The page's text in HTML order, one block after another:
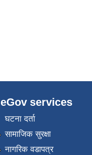
eGov services
घटना दर्ता
सामाजिक सुरक्षा
नागरिक वडापत्र